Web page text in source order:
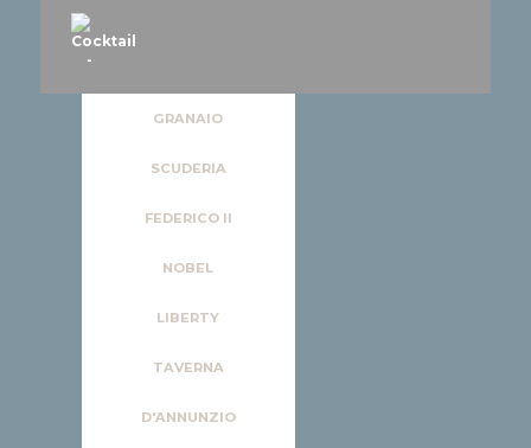
-
GRANAIO
SCUDERIA
FEDERICO II
NOBEL
LIBERTY
TAVERNA
D'ANNUNZIO